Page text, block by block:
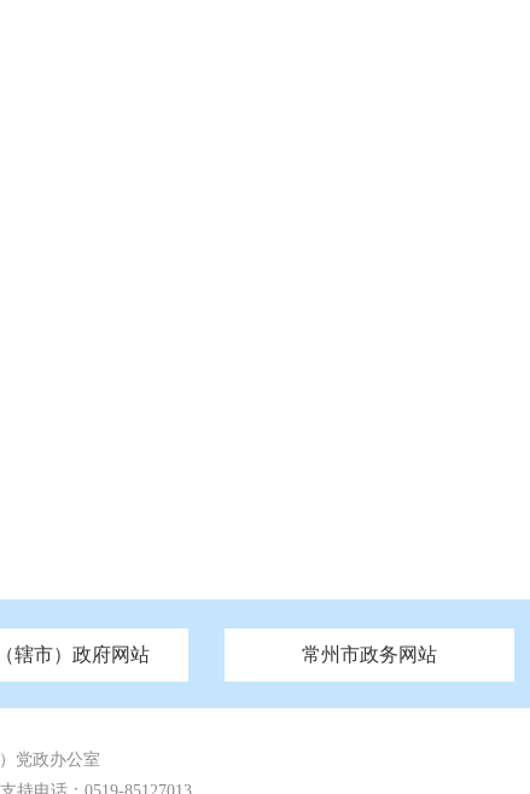
辽宁 吉林 黑龙江 上海 山东 江苏 浙江 安徽
辖市）政府网站
市政府 常州市政府 徐州市政府 镇江市政府 扬州市政府
常州市政务网站
民族宗教事务局 市公安局 市民政局 市司法局 市财政局
环境局 市城管局
区人大 区政协 纪委监委 检察院 组织部
党政办公室